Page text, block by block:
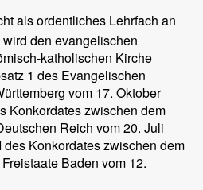
als ordentliches Lehrfach an
den evangelischen
katholischen Kirche
1 des Evangelischen
vom 17. Oktober
Konkordates zwischen dem
Reich vom 20. Juli
Konkordates zwischen dem
Baden vom 12.